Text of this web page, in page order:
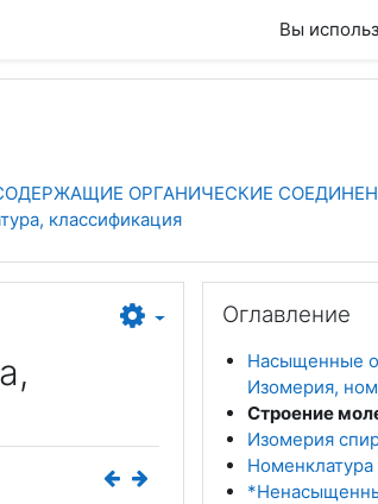
Вы
ОРГАНИЧЕСКИЕ
классификация
Оглавление
Насыщенные
Изомерия,
Строение
Изомерия
Номенклатура